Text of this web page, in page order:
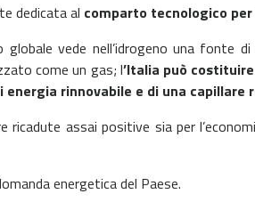
dedicata al comparto tecnologico
globale vede nell’idrogeno una fonte
come un gas; l’Italia può
rinnovabile e di una
assai positive sia per
energetica del Paese.